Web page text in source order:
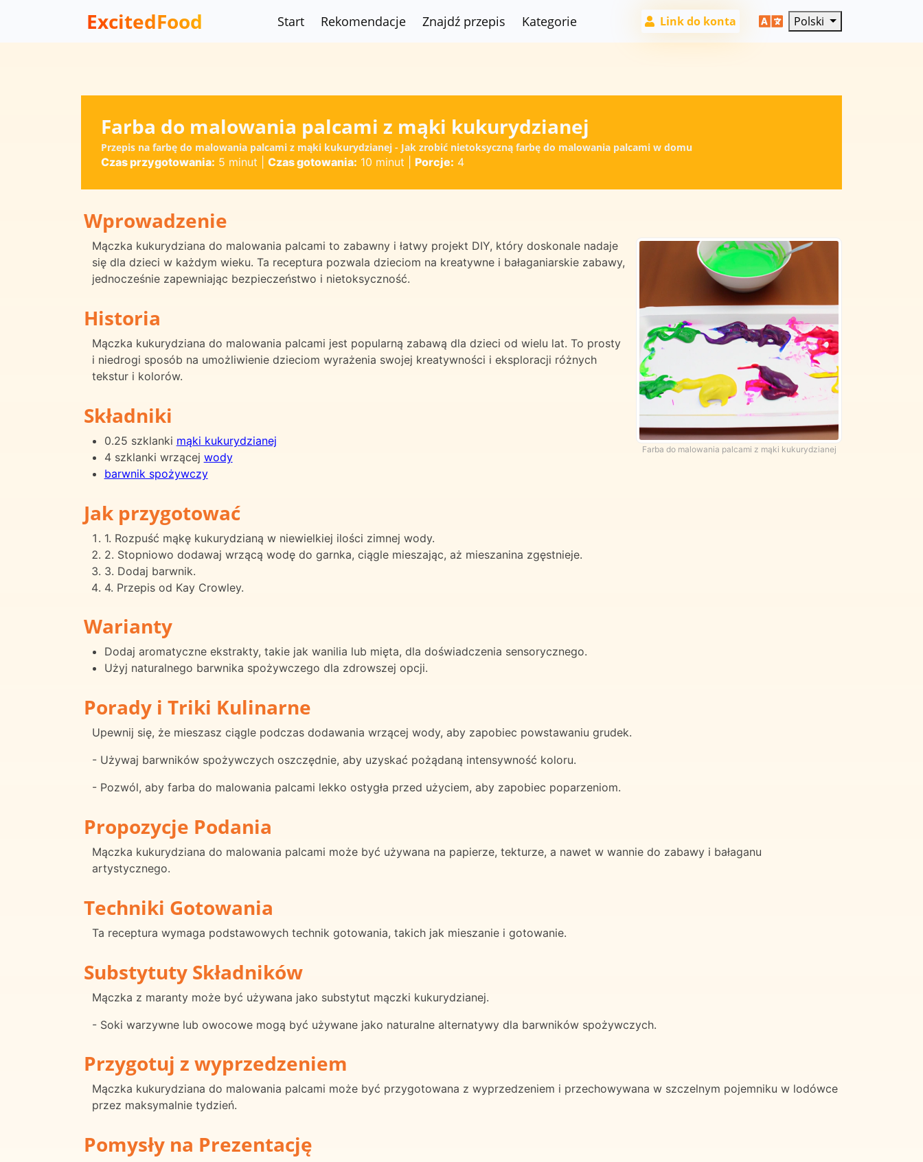
ExcitedFood Start Rekomendacje Znajdź przepis Kategorie Link do konta Polski
Farba do malowania palcami z mąki kukurydzianej
Przepis na farbę do malowania palcami z mąki kukurydzianej - Jak zrobić nietoksyczną farbę do malowania palcami w domu
Czas przygotowania: 5 minut Czas gotowania: 10 minut Porcje: 4
Wprowadzenie
Farba do malowania palcami z mąki kukurydzianej
Mączka kukurydziana do malowania palcami to zabawny i łatwy projekt DIY, który doskonale nadaje
się dla dzieci w każdym wieku. Ta receptura pozwala dzieciom na kreatywne i bałaganiarskie zabawy,
jednocześnie zapewniając bezpieczeństwo i nietoksyczność.
Historia
Mączka kukurydziana do malowania palcami jest popularną zabawą dla dzieci od wielu lat. To prosty
i niedrogi sposób na umożliwienie dzieciom wyrażenia swojej kreatywności i eksploracji różnych
tekstur i kolorów.
Składniki
0.25 szklanki mąki kukurydzianej
4 szklanki wrzącej wody
barwnik spożywczy
Jak przygotować
1. Rozpuść mąkę kukurydzianą w niewielkiej ilości zimnej wody.
2. Stopniowo dodawaj wrzącą wodę do garnka, ciągle mieszając, aż mieszanina zgęstnieje.
3. Dodaj barwnik.
4. Przepis od Kay Crowley.
Warianty
Dodaj aromatyczne ekstrakty, takie jak wanilia lub mięta, dla doświadczenia sensorycznego.
Użyj naturalnego barwnika spożywczego dla zdrowszej opcji.
Porady i Triki Kulinarne
Upewnij się, że mieszasz ciągle podczas dodawania wrzącej wody, aby zapobiec powstawaniu grudek.
- Używaj barwników spożywczych oszczędnie, aby uzyskać pożądaną intensywność koloru.
- Pozwól, aby farba do malowania palcami lekko ostygła przed użyciem, aby zapobiec poparzeniom.
Propozycje Podania
Mączka kukurydziana do malowania palcami może być używana na papierze, tekturze, a nawet w wannie do zabawy i bałaganu
artystycznego.
Techniki Gotowania
Ta receptura wymaga podstawowych technik gotowania, takich jak mieszanie i gotowanie.
Substytuty Składników
Mączka z maranty może być używana jako substytut mączki kukurydzianej.
- Soki warzywne lub owocowe mogą być używane jako naturalne alternatywy dla barwników spożywczych.
Przygotuj z wyprzedzeniem
Mączka kukurydziana do malowania palcami może być przygotowana z wyprzedzeniem i przechowywana w szczelnym pojemniku w lodówce
przez maksymalnie tydzień.
Pomysły na Prezentację